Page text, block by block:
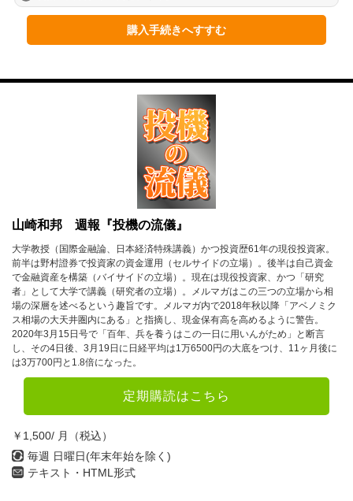
山崎和邦 週報『投機の流儀』
大学教授（国際金融論、日本経済特殊講義）かつ投資歴61年の現役投資家。
前半は野村證券で投資家の資金運用（セルサイドの立場）。後半は自己資金
で金融資産を構築（バイサイドの立場）。現在は現役投資家、かつ「研究
者」として大学で講義（研究者の立場）。メルマガはこの三つの立場から相
場の深層を述べるという趣旨です。メルマガ内で2018年秋以降「アベノミク
ス相場の大天井圏内にある」と指摘し、現金保有高を高めるように警告。
2020年3月15日号で「百年、兵を養うはこの一日に用いんがため」と断言
し、その4日後、3月19日に日経平均は1万6500円の大底をつけ、11ヶ月後に
は3万700円と1.8倍になった。
定期購読はこちら
￥1,500/ 月（税込）
毎週 日曜日(年末年始を除く)
テキスト・HTML形式
2月
7月 8月 9月
11月
2月
4月 5月
7月 8月 9月
10月 11月 12月
2022年
1月 2月 3月
8月
10月
2021年
購入手続きへすすむ